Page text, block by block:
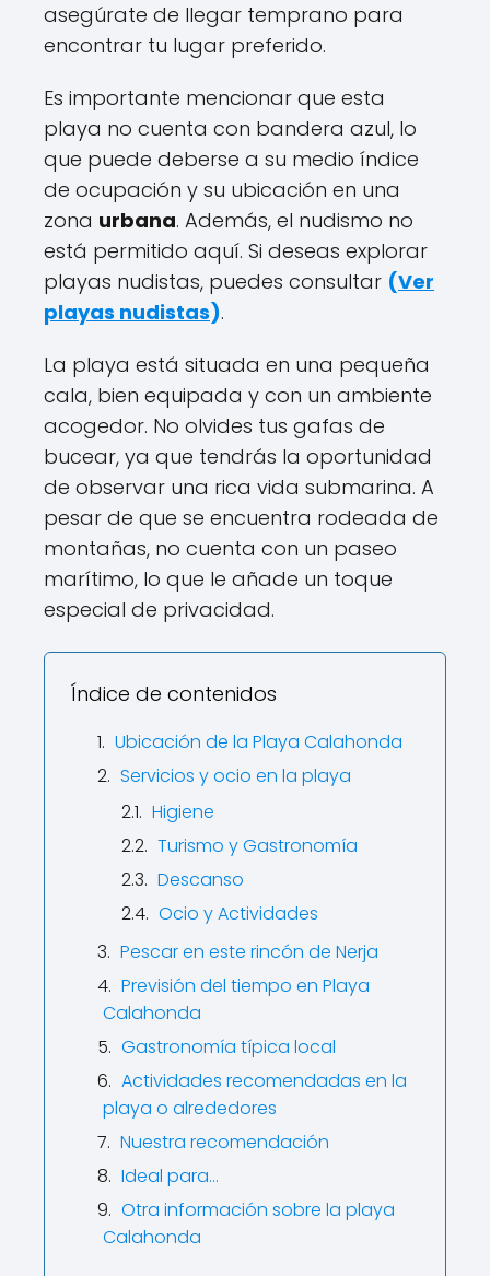
asegúrate de llegar temprano para
encontrar tu lugar preferido.
Es importante mencionar que esta
playa no cuenta con bandera azul, lo
que puede deberse a su medio índice
de ocupación y su ubicación en una
zona urbana. Además, el nudismo no
está permitido aquí. Si deseas explorar
playas nudistas, puedes consultar (Ver
playas nudistas).
La playa está situada en una pequeña
cala, bien equipada y con un ambiente
acogedor. No olvides tus gafas de
bucear, ya que tendrás la oportunidad
de observar una rica vida submarina. A
pesar de que se encuentra rodeada de
montañas, no cuenta con un paseo
marítimo, lo que le añade un toque
especial de privacidad.
Índice de contenidos
Ubicación de la Playa Calahonda
Servicios y ocio en la playa
Higiene
Turismo y Gastronomía
Descanso
Ocio y Actividades
Pescar en este rincón de Nerja
Previsión del tiempo en Playa
Calahonda
Gastronomía típica local
Actividades recomendadas en la
playa o alrededores
Nuestra recomendación
Ideal para…
Otra información sobre la playa
Calahonda